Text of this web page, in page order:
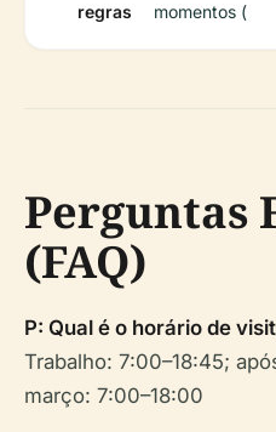
regras
momentos (
Perguntas
(FAQ)
P: Qual é o horário de
Trabalho: 7:00–18:45;
março: 7:00–18:00